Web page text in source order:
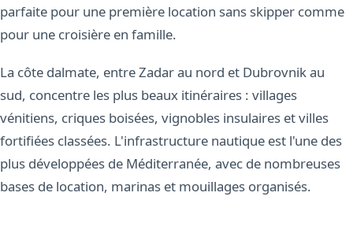
parfaite pour une première location sans skipper comme
pour une croisière en famille.
La côte dalmate, entre Zadar au nord et Dubrovnik au
sud, concentre les plus beaux itinéraires : villages
vénitiens, criques boisées, vignobles insulaires et villes
fortifiées classées. L'infrastructure nautique est l'une des
plus développées de Méditerranée, avec de nombreuses
bases de location, marinas et mouillages organisés.